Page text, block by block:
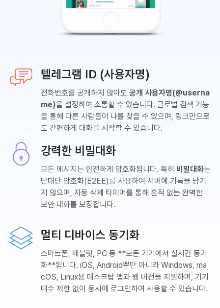
텔레그램 ID (사용자명)
전화번호를 공개하지 않아도 공개 사용자명(@userna
me)을 설정하여 소통할 수 있습니다. 글로벌 검색 기능
을 통해 다른 사람들이 나를 찾을 수 있으며, 링크만으로
도 간편하게 대화를 시작할 수 있습니다.
강력한 비밀대화
모든 메시지는 안전하게 암호화됩니다. 특히 비밀대화는
단대단 암호화(E2EE)를 사용하여 서버에 기록을 남기
지 않으며, 자동 삭제 타이머를 통해 흔적 없는 완벽한
보안 대화를 보장합니다.
멀티 디바이스 동기화
스마트폰, 태블릿, PC 등 **모든 기기에서 실시간 동기
화**됩니다. iOS, Android뿐만 아니라 Windows, ma
cOS, Linux용 데스크탑 앱과 웹 버전을 지원하며, 기기
대수 제한 없이 동시에 로그인하여 사용할 수 있습니다.